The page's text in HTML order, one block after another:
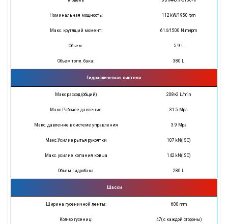
Номинальная мощность: 112 kW/1950 rpm
Макс. крутящий момент: 614/1500 N.m/rpm
Объем: 5.9 L
Объем топл. бака: 380 L
Гидравлическая система
Макс расход (общий) 208×2 L/min
Макс.Рабочее давление 31.5 Mpa
Макс. давление в системе управления 3.9 Mpa
Макс.Усилие рытья рукоятки 107 kN(ISO)
Макс. усилие копания ковша 142 kN(ISO)
Объем гидробака 280 L
Шасси
Ширина гусеничной ленты: 600 mm
Кол-во гусениц: 47( с каждой стороны)